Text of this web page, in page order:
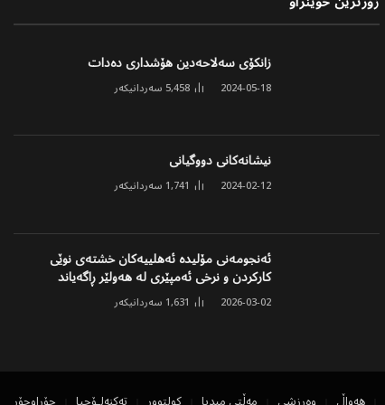
زانکۆی سەلاحەدین هۆشداری دەدات
2024-05-18
5,458 سەردانیکەر
نیشانەکانی دووگیانی
2024-02-12
1,741 سەردانیکەر
ئەنجومەنی مۆلیدە ئەهلییەکان خشتەی نوێی
کارکردن و نرخی ئەمپێری لە هەولێر ڕاگەیاند
2026-03-02
1,631 سەردانیکەر